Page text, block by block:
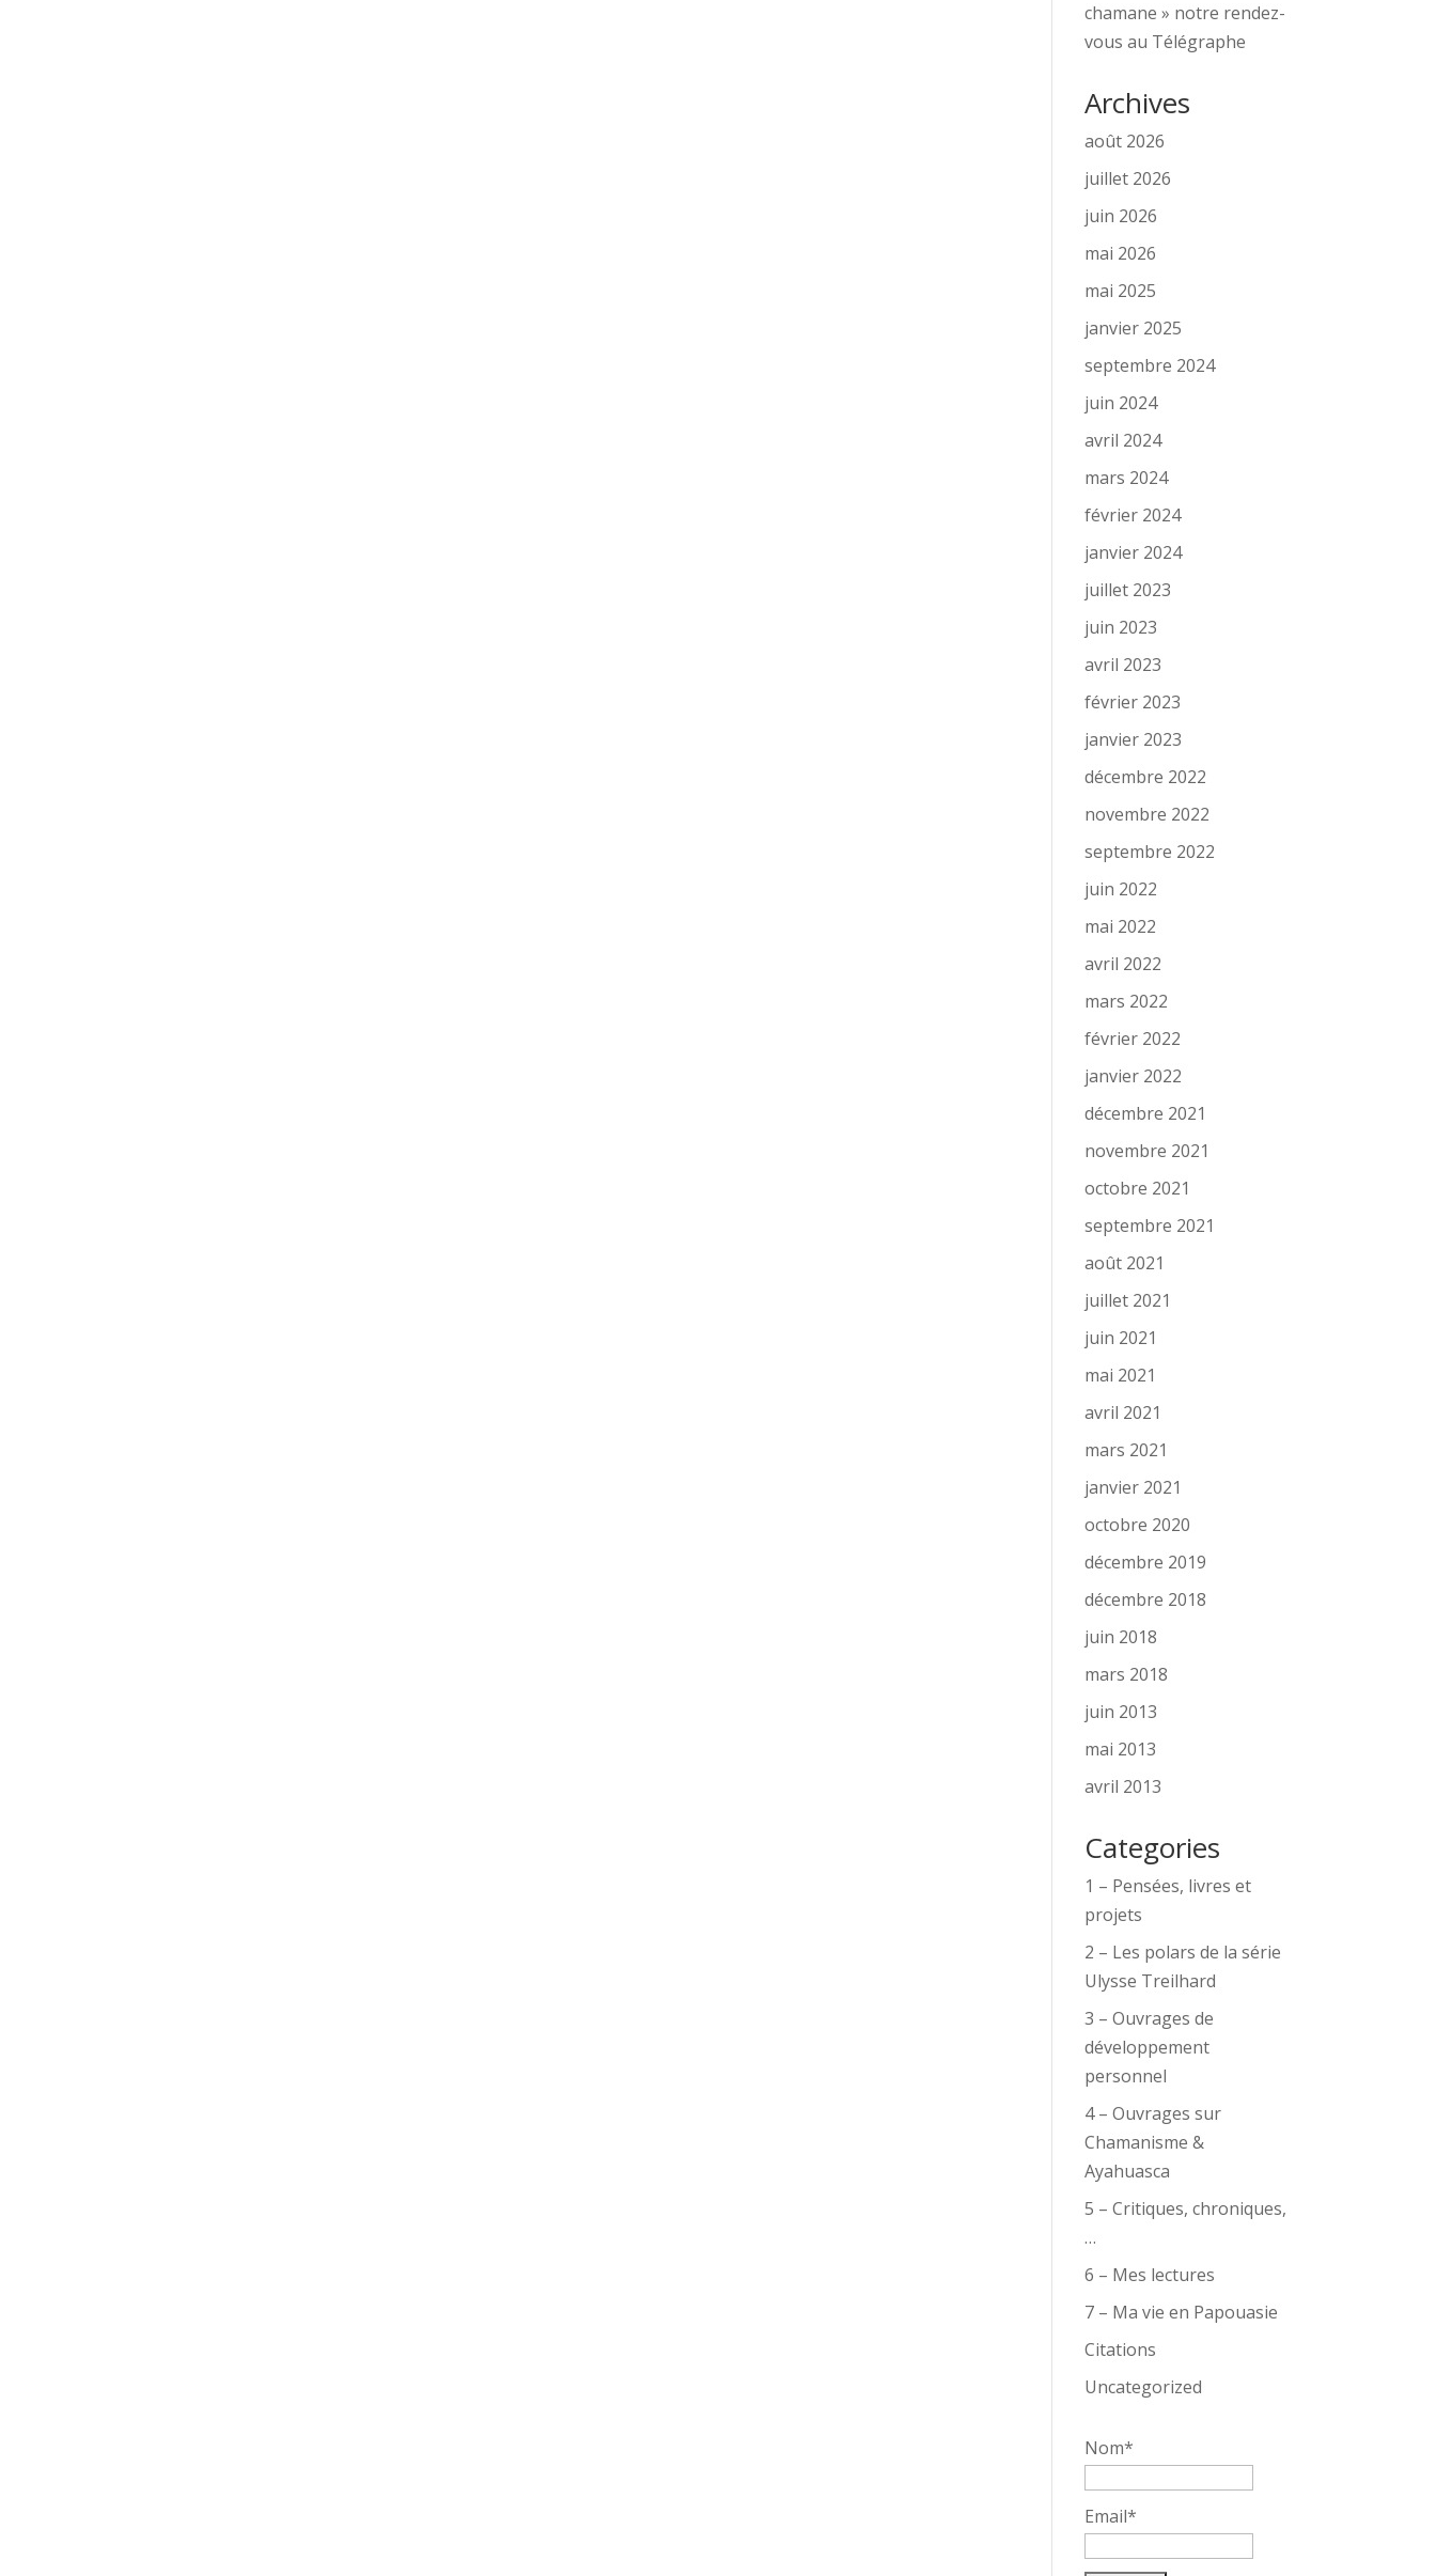
chamane » notre rendez-
vous au Télégraphe
Archives
août 2026
juillet 2026
juin 2026
mai 2026
mai 2025
janvier 2025
septembre 2024
juin 2024
avril 2024
mars 2024
février 2024
janvier 2024
juillet 2023
juin 2023
avril 2023
février 2023
janvier 2023
décembre 2022
novembre 2022
septembre 2022
juin 2022
mai 2022
avril 2022
mars 2022
février 2022
janvier 2022
décembre 2021
novembre 2021
octobre 2021
septembre 2021
août 2021
juillet 2021
juin 2021
mai 2021
avril 2021
mars 2021
janvier 2021
octobre 2020
décembre 2019
décembre 2018
juin 2018
mars 2018
juin 2013
mai 2013
avril 2013
Categories
1 – Pensées, livres et
projets
2 – Les polars de la série
Ulysse Treilhard
3 – Ouvrages de
développement
personnel
4 – Ouvrages sur
Chamanisme &
Ayahuasca
5 – Critiques, chroniques,
…
6 – Mes lectures
7 – Ma vie en Papouasie
Citations
Uncategorized
Nom*
Email*